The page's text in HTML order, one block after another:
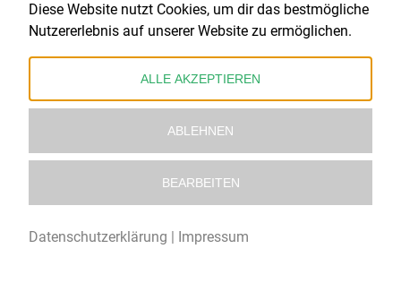
Gefördert durch:
Diese Website nutzt Cookies, um dir das bestmögliche
Nutzererlebnis auf unserer Website zu ermöglichen.
ALLE AKZEPTIEREN
ABLEHNEN
BEARBEITEN
Datenschutzerklärung | Impressum